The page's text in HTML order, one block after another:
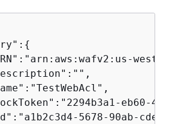
{
west-
eb60-
5678-90ab-cdef-